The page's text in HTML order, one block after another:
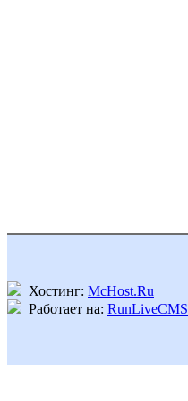
Хостинг: McHost.Ru
Работает на: RunLiveCMS